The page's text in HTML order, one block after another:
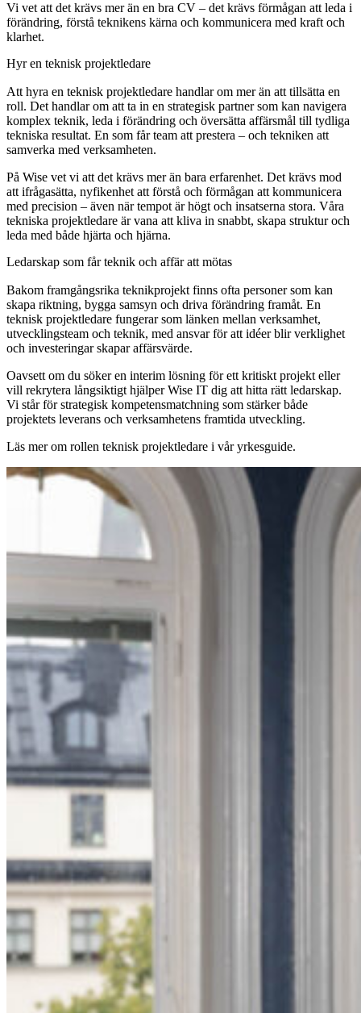
Vi vet att det krävs mer än en bra CV – det krävs förmågan att leda i
förändring, förstå teknikens kärna och kommunicera med kraft och
klarhet.
Hyr en teknisk projektledare
Att hyra en teknisk projektledare handlar om mer än att tillsätta en
roll. Det handlar om att ta in en strategisk partner som kan navigera
komplex teknik, leda i förändring och översätta affärsmål till tydliga
tekniska resultat. En som får team att prestera – och tekniken att
samverka med verksamheten.
På Wise vet vi att det krävs mer än bara erfarenhet. Det krävs mod
att ifrågasätta, nyfikenhet att förstå och förmågan att kommunicera
med precision – även när tempot är högt och insatserna stora. Våra
tekniska projektledare är vana att kliva in snabbt, skapa struktur och
leda med både hjärta och hjärna.
Ledarskap som får teknik och affär att mötas
Bakom framgångsrika teknikprojekt finns ofta personer som kan
skapa riktning, bygga samsyn och driva förändring framåt. En
teknisk projektledare fungerar som länken mellan verksamhet,
utvecklingsteam och teknik, med ansvar för att idéer blir verklighet
och investeringar skapar affärsvärde.
Oavsett om du söker en interim lösning för ett kritiskt projekt eller
vill rekrytera långsiktigt hjälper Wise IT dig att hitta rätt ledarskap.
Vi står för strategisk kompetensmatchning som stärker både
projektets leverans och verksamhetens framtida utveckling.
Läs mer om rollen teknisk projektledare i vår yrkesguide.